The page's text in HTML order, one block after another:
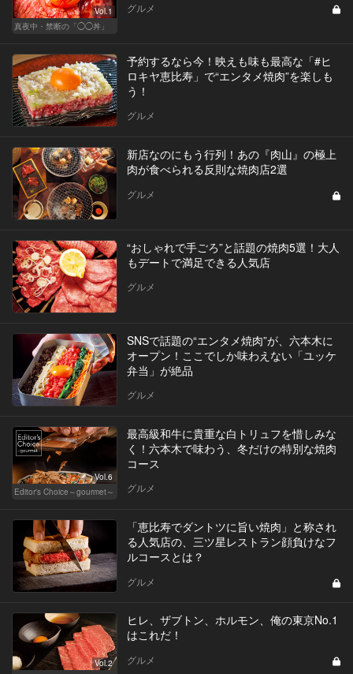
Vol.1
真夜中・禁断の「◯◯丼」
グルメ
予約するなら今！映えも味も最高な「#ヒ
ロキヤ恵比寿」で“エンタメ焼肉”を楽しも
う！
グルメ
新店なのにもう行列！あの『肉山』の極上
肉が食べられる反則な焼肉店2選
グルメ
“おしゃれで手ごろ”と話題の焼肉5選！大人
もデートで満足できる人気店
グルメ
SNSで話題の“エンタメ焼肉”が、六本木に
オープン！ここでしか味わえない「ユッケ
弁当」が絶品
グルメ
Vol.6
Editor's Choice～gourmet～
最高級和牛に貴重な白トリュフを惜しみな
く！六本木で味わう、冬だけの特別な焼肉
コース
グルメ
「恵比寿でダントツに旨い焼肉」と称され
る人気店の、三ツ星レストラン顔負けなフ
ルコースとは？
グルメ
Vol.2
ヒレ、ザブトン、ホルモン、俺の東京No.1
はこれだ！
グルメ